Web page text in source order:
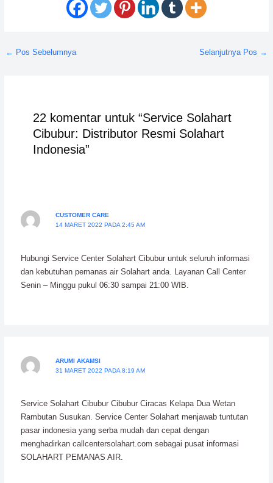
← Pos Sebelumnya Selanjutnya Pos →
22 komentar untuk “Service Solahart
Cibubur: Distributor Resmi Solahart
Indonesia”
CUSTOMER CARE
14 MARET 2022 PADA 2:45 AM
Hubungi Service Center Solahart Cibubur untuk seluruh informasi
dan kebutuhan pemanas air Solahart anda. Layanan Call Center
Senin – Minggu pukul 06:30 sampai 21:00 WIB.
ARUMI AKAMSI
31 MARET 2022 PADA 8:19 AM
Service Solahart Cibubur Cibubur Ciracas Kelapa Dua Wetan
Rambutan Susukan. Service Center Solahart menjawab tuntutan
pasar indonesia yang serba mudah dan cepat dengan
menghadirkan callcentersolahart.com sebagai pusat informasi
SOLAHART PEMANAS AIR.